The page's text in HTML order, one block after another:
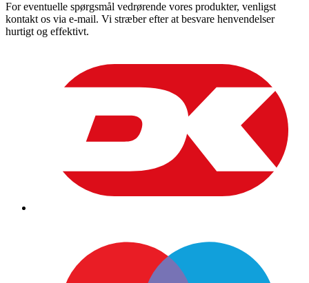
For eventuelle spørgsmål vedrørende vores produkter, venligst
kontakt os via e-mail. Vi stræber efter at besvare henvendelser
hurtigt og effektivt.